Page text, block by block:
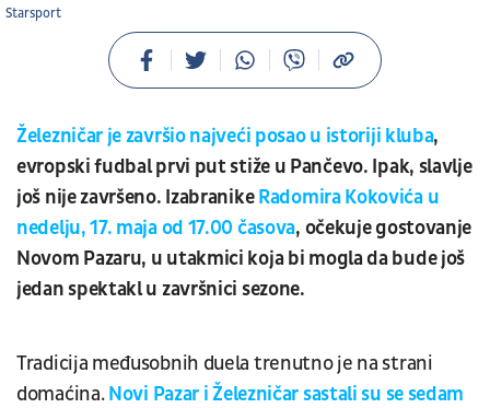
Starsport
Železničar je završio najveći posao u istoriji kluba,
evropski fudbal prvi put stiže u Pančevo. Ipak, slavlje
još nije završeno. IzabranikeRadomira Kokovića u
nedelju, 17. maja od 17.00 časova, očekuje gostovanje
Novom Pazaru, u utakmici koja bi mogla da bude još
jedan spektakl u završnici sezone.
Tradicija međusobnih duela trenutno je na strani
domaćina.Novi Pazar i Železničar sastali su se sedam